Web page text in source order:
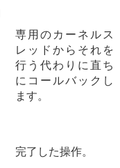
専用のカーネルス
レッドからそれを
行う代わりに直ち
にコールバックし
ます。
完了した操作。